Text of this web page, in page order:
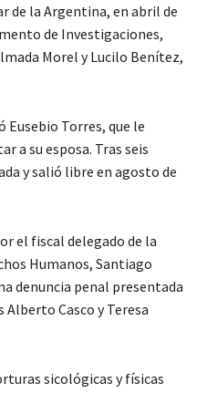
de la Argentina, en abril de
de Investigaciones,
Morel y Lucilo Benítez,
Eusebio Torres, que le
a su esposa. Tras seis
y salió libre en agosto de
el fiscal delegado de la
Humanos, Santiago
denuncia penal presentada
Alberto Casco y Teresa
sicológicas y físicas